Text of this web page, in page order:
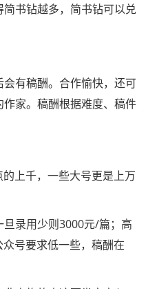
书钻越多，简书钻可以兑
有稿酬。合作愉快，还可
家。稿酬根据难度、稿件
上千，一些大号更是上万
录用少则3000元/篇；高
号要求低一些，稿酬在